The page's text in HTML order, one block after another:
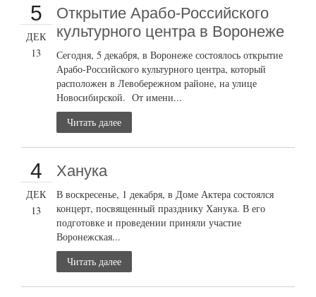
5
ДЕК
13
Открытие Арабо-Российского
культурного центра в Воронеже
Сегодня, 5 декабря, в Воронеже состоялось открытие
Арабо-Российского культурного центра, который
расположен в Левобережном районе, на улице
Новосибирской. От имени...
Читать далее
4
ДЕК
13
Ханука
В воскресенье, 1 декабря, в Доме Актера состоялся
концерт, посвященный празднику Ханука. В его
подготовке и проведении приняли участие
Воронежская...
Читать далее